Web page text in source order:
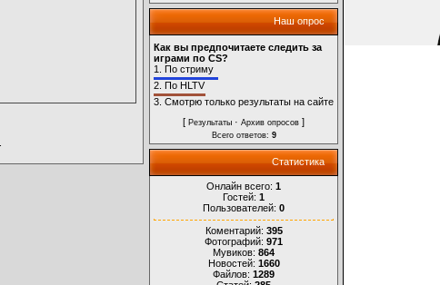
Наш опрос
Как вы предпочитаете следить за
играми по CS?
1. По стриму
2. По HLTV
3. Смотрю только результаты на сайте
[ Результаты · Архив опросов ]
Всего ответов: 9
Статистика
Онлайн всего: 1
Гостей: 1
Пользователей: 0
Коментарий: 395
Фотографий: 971
Мувиков: 864
Новостей: 1660
Файлов: 1289